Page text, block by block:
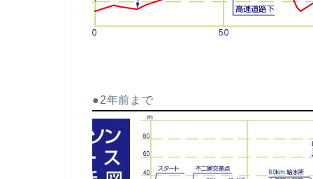
●2年前まで